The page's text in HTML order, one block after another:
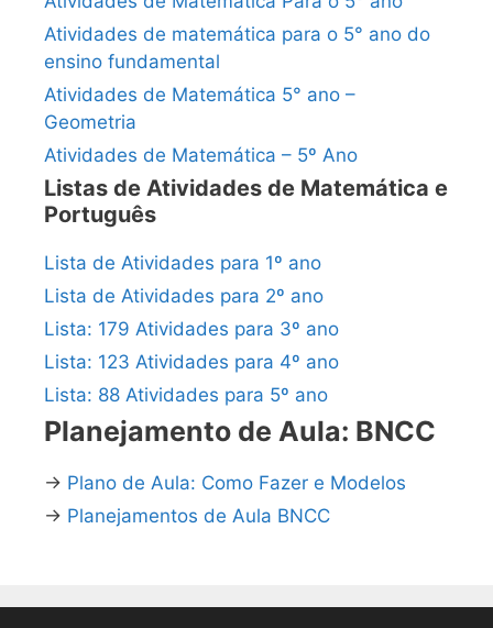
Atividades de matemática para o 5° ano do
ensino fundamental
Atividades de Matemática 5° ano –
Geometria
Atividades de Matemática – 5º Ano
Listas de Atividades de Matemática e
Português
Lista de Atividades para 1º ano
Lista de Atividades para 2º ano
Lista: 179 Atividades para 3º ano
Lista: 123 Atividades para 4º ano
Lista: 88 Atividades para 5º ano
Planejamento de Aula: BNCC
→ Plano de Aula: Como Fazer e Modelos
→ Planejamentos de Aula BNCC